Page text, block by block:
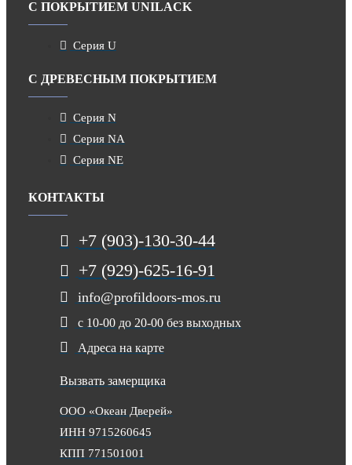
С ПОКРЫТИЕМ UNILACK
Серия U
С ДРЕВЕСНЫМ ПОКРЫТИЕМ
Серия N
Серия NA
Серия NE
КОНТАКТЫ
+7 (903)-130-30-44
+7 (929)-625-16-91
info@profildoors-mos.ru
с 10-00 до 20-00 без выходных
Адреса на карте
Вызвать замерщика
ООО «Океан Дверей»
ИНН 9715260645
КПП 771501001